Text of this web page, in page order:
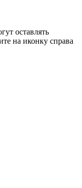
оставлять
на иконку справа